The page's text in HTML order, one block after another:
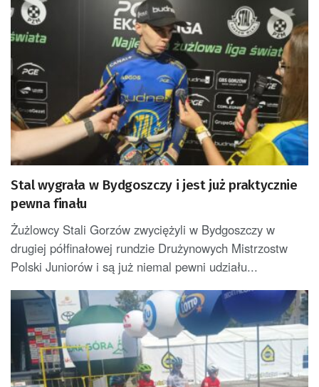
Stal wygrała w Bydgoszczy i jest już praktycznie
pewna finału
Żużlowcy Stali Gorzów zwyciężyli w Bydgoszczy w
drugiej półfinałowej rundzie Drużynowych Mistrzostw
Polski Juniorów i są już niemal pewni udziału...